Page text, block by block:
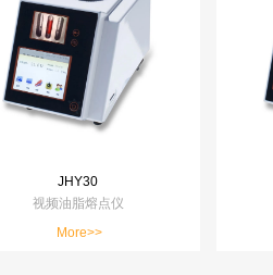
JHY30
视频油脂熔点仪
More>>